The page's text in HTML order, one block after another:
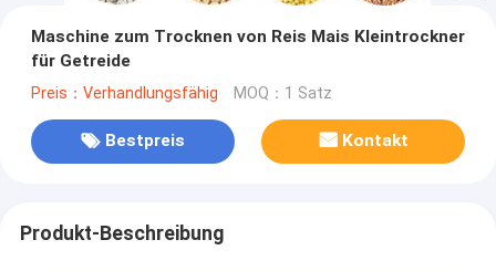
Maschine zum Trocknen von Reis Mais Kleintrockner
für Getreide
Preis：Verhandlungsfähig MOQ：1 Satz
Bestpreis Kontakt
Produkt-Beschreibung